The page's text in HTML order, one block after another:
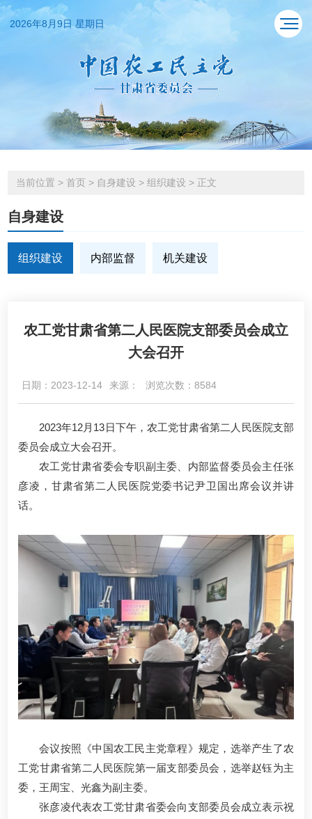
2026年8月9日 星期日
当前位置 > 首页 > 自身建设 > 组织建设 > 正文
自身建设
组织建设 内部监督 机关建设
农工党甘肃省第二人民医院支部委员会成立
大会召开
日期：2023-12-14 来源： 浏览次数：8584
2023年12月13日下午，农工党甘肃省第二人民医院支部
委员会成立大会召开。
农工党甘肃省委会专职副主委、内部监督委员会主任张
彦凌，甘肃省第二人民医院党委书记尹卫国出席会议并讲
话。
会议按照《中国农工民主党章程》规定，选举产生了农
工党甘肃省第二人民医院第一届支部委员会，选举赵钰为主
委，王周宝、光鑫为副主委。
张彦凌代表农工党甘肃省委会向支部委员会成立表示祝